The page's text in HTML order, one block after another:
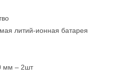
литий-ионная батарея
мм – 2шт